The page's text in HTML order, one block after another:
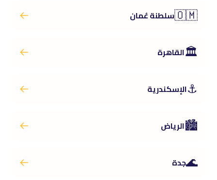
🇴🇲سلطنة عُمان
🏛️القاهرة
⚓الإسكندرية
🏙️الرياض
🌊جدة